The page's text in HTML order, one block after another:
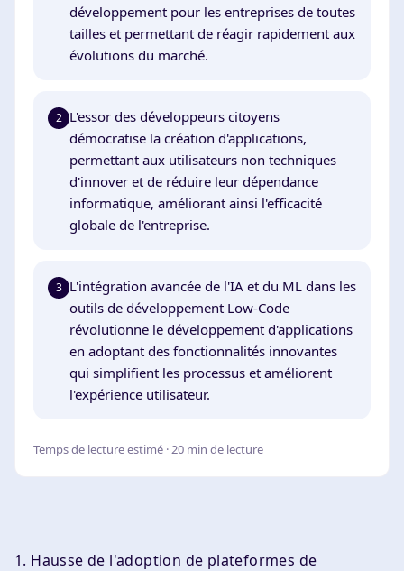
développement pour les entreprises de toutes
tailles et permettant de réagir rapidement aux
évolutions du marché.
2 L'essor des développeurs citoyens
démocratise la création d'applications,
permettant aux utilisateurs non techniques
d'innover et de réduire leur dépendance
informatique, améliorant ainsi l'efficacité
globale de l'entreprise.
3 L'intégration avancée de l'IA et du ML dans les
outils de développement Low-Code
révolutionne le développement d'applications
en adoptant des fonctionnalités innovantes
qui simplifient les processus et améliorent
l'expérience utilisateur.
Temps de lecture estimé · 20 min de lecture
1. Hausse de l'adoption de plateformes de